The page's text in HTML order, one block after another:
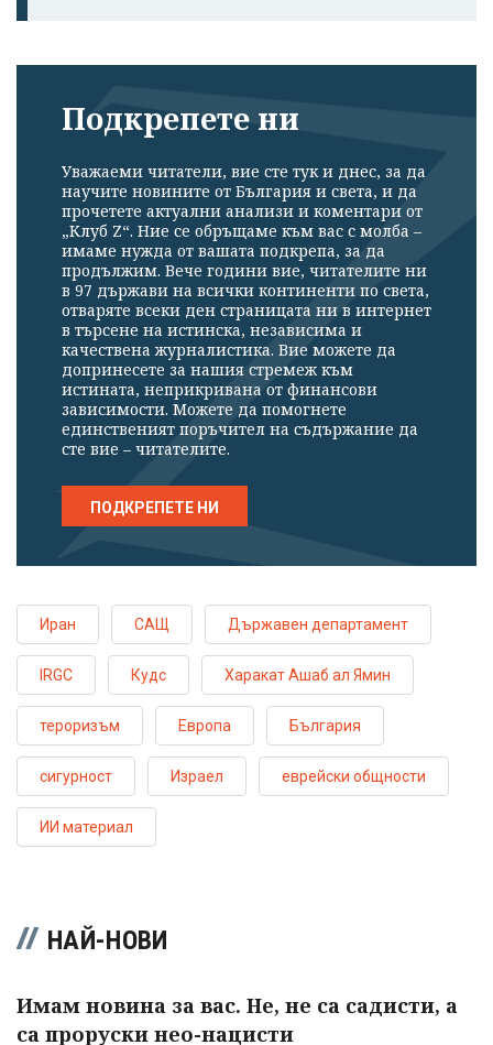
Подкрепете ни
Уважаеми читатели, вие сте тук и днес, за да
научите новините от България и света, и да
прочетете актуални анализи и коментари от
„Клуб Z“. Ние се обръщаме към вас с молба –
имаме нужда от вашата подкрепа, за да
продължим. Вече години вие, читателите ни
в 97 държави на всички континенти по света,
отваряте всеки ден страницата ни в интернет
в търсене на истинска, независима и
качествена журналистика. Вие можете да
допринесете за нашия стремеж към
истината, неприкривана от финансови
зависимости. Можете да помогнете
единственият поръчител на съдържание да
сте вие – читателите.
ПОДКРЕПЕТЕ НИ
Иран САЩ Държавен департамент
IRGC Кудс Харакат Ашаб ал Ямин
тероризъм Европа България
сигурност Израел еврейски общности
ИИ материал
НАЙ-НОВИ
Имам новина за вас. Не, не са садисти, а
са проруски нео-нацисти